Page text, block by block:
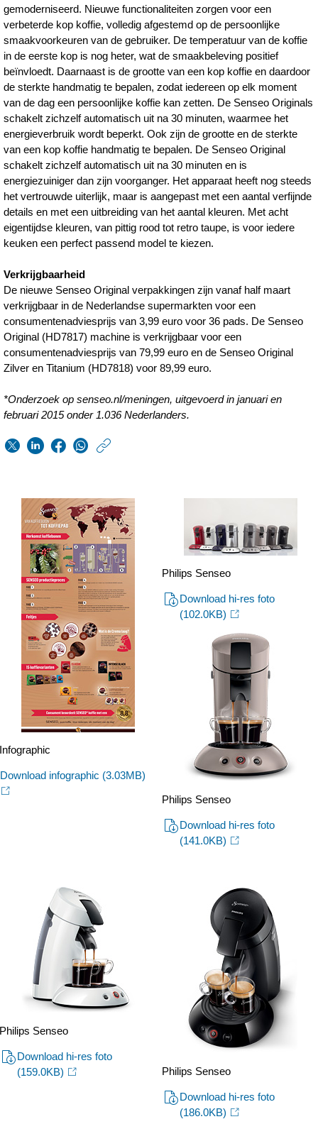
gemoderniseerd. Nieuwe functionaliteiten zorgen voor een
verbeterde kop koffie, volledig afgestemd op de persoonlijke
smaakvoorkeuren van de gebruiker. De temperatuur van de koffie
in de eerste kop is nog heter, wat de smaakbeleving positief
beïnvloedt. Daarnaast is de grootte van een kop koffie en daardoor
de sterkte handmatig te bepalen, zodat iedereen op elk moment
van de dag een persoonlijke koffie kan zetten. De Senseo Originals
schakelt zichzelf automatisch uit na 30 minuten, waarmee het
energieverbruik wordt beperkt. Ook zijn de grootte en de sterkte
van een kop koffie handmatig te bepalen. De Senseo Original
schakelt zichzelf automatisch uit na 30 minuten en is
energiezuiniger dan zijn voorganger. Het apparaat heeft nog steeds
het vertrouwde uiterlijk, maar is aangepast met een aantal verfijnde
details en met een uitbreiding van het aantal kleuren. Met acht
eigentijdse kleuren, van pittig rood tot retro taupe, is voor iedere
keuken een perfect passend model te kiezen.
Verkrijgbaarheid
De nieuwe Senseo Original verpakkingen zijn vanaf half maart
verkrijgbaar in de Nederlandse supermarkten voor een
consumentenadviesprijs van 3,99 euro voor 36 pads. De Senseo
Original (HD7817) machine is verkrijgbaar voor een
consumentenadviesprijs van 79,99 euro en de Senseo Original
Zilver en Titanium (HD7818) voor 89,99 euro.
*Onderzoek op senseo.nl/meningen, uitgevoerd in januari en
februari 2015 onder 1.036 Nederlanders.
nieuwe-
Senseo-
is-
klaar-
voor-
de-
toekomst.html
Infographic
Download infographic (3.03MB)
Philips Senseo
Download hi-res foto
(102.0KB)
Philips Senseo
Download hi-res foto
(141.0KB)
Philips Senseo
Download hi-res foto
(159.0KB)
Philips Senseo
Download hi-res foto
(186.0KB)